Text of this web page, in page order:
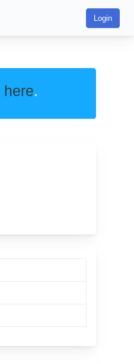
Login
here.